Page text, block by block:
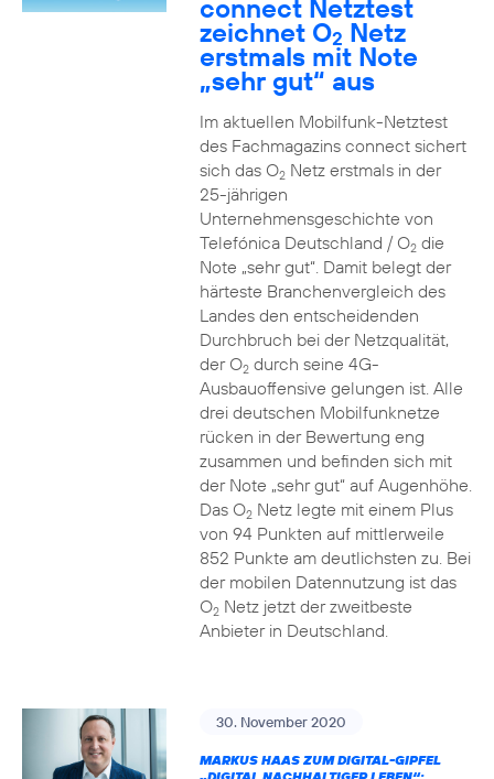
connect Netztest
zeichnet O2 Netz
erstmals mit Note
„sehr gut“ aus
Im aktuellen Mobilfunk-Netztest
des Fachmagazins connect sichert
sich das O2Netz erstmals in der
25-jährigen
Unternehmensgeschichte von
Telefónica Deutschland / O2die
Note „sehr gut“. Damit belegt der
härteste Branchenvergleich des
Landes den entscheidenden
Durchbruch bei der Netzqualität,
der O2durch seine 4G-
Ausbauoffensive gelungen ist. Alle
drei deutschen Mobilfunknetze
rücken in der Bewertung eng
zusammen und befinden sich mit
der Note „sehr gut“ auf Augenhöhe.
Das O2Netz legte mit einem Plus
von 94 Punkten auf mittlerweile
852 Punkte am deutlichsten zu. Bei
der mobilen Datennutzung ist das
O2Netz jetzt der zweitbeste
Anbieter in Deutschland.
30. November 2020
MARKUS HAAS ZUM DIGITAL-GIPFEL